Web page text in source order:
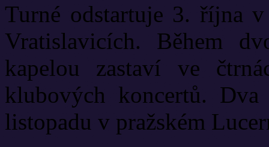
Turné odstartuje 3. října
Vratislavicích. Během
kapelou zastaví ve
klubových koncertů.
listopadu v pražském